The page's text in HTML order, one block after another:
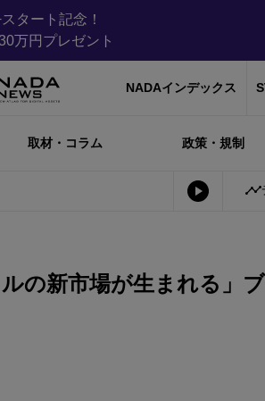
タート記念！
万円プレゼント
NADAインデックス
取材・コラム 政策・規制
の新市場が生まれる」